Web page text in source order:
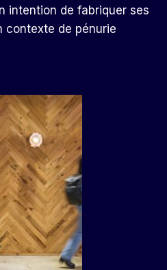
intention de fabriquer ses
contexte de pénurie